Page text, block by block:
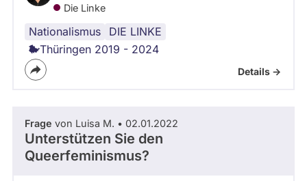
Die Linke
Nationalismus
DIE LINKE
Thüringen 2019 - 2024
Details ->
Frage von Luisa M. • 02.01.2022
Unterstützen Sie den
Queerfeminismus?